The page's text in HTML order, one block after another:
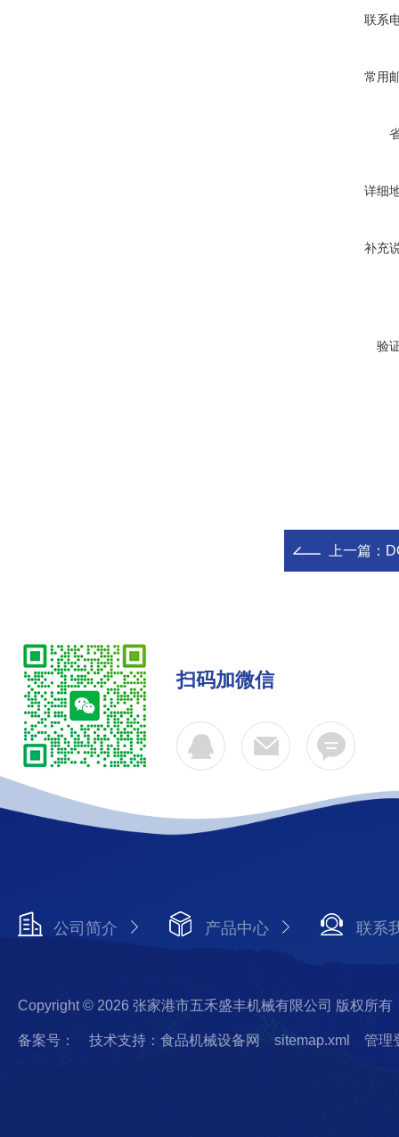
联系
常用
详细
补充
验
上一篇：
扫码加微信
公司简介 产品中心 联系
Copyright © 2026 张家港市五禾盛丰机械有限公司 版权所有
备案号： 技术支持：食品机械设备网 sitemap.xml 管理